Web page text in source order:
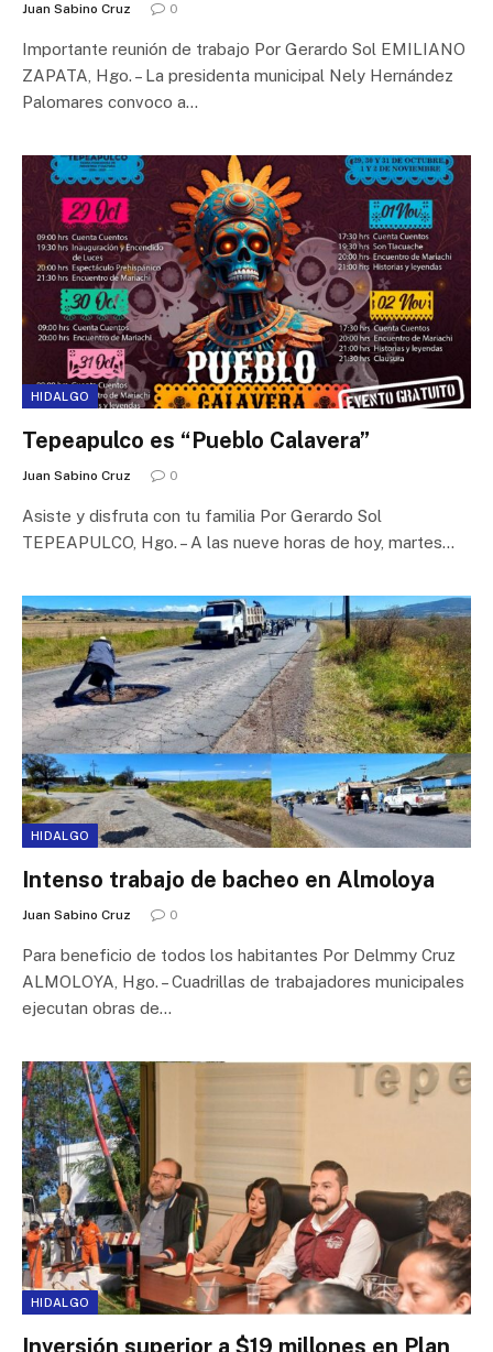
Juan Sabino Cruz 0
Importante reunión de trabajo Por Gerardo Sol EMILIANO
ZAPATA, Hgo. – La presidenta municipal Nely Hernández
Palomares convoco a…
HIDALGO
Tepeapulco es “Pueblo Calavera”
Juan Sabino Cruz 0
Asiste y disfruta con tu familia Por Gerardo Sol
TEPEAPULCO, Hgo. – A las nueve horas de hoy, martes…
HIDALGO
Intenso trabajo de bacheo en Almoloya
Juan Sabino Cruz 0
Para beneficio de todos los habitantes Por Delmmy Cruz
ALMOLOYA, Hgo. – Cuadrillas de trabajadores municipales
ejecutan obras de…
HIDALGO
Inversión superior a $19 millones en Plan